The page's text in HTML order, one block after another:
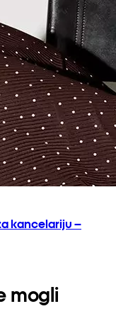
kancelariju –
mogli